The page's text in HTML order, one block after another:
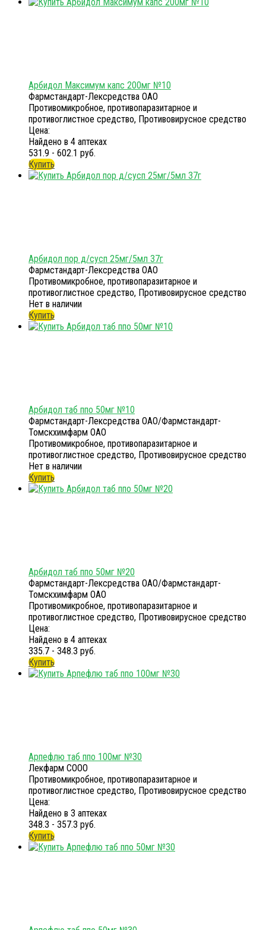
Арбидол Максимум капс 200мг №10
Фармстандарт-Лексредства ОАО
Противомикробное, противопаразитарное и
противоглистное средство, Противовирусное средство
Цена:
Найдено в 4 аптеках
531.9 - 602.1 руб.
Купить
Арбидол пор д/сусп 25мг/5мл 37г
Фармстандарт-Лексредства ОАО
Противомикробное, противопаразитарное и
противоглистное средство, Противовирусное средство
Нет в наличии
Купить
Арбидол таб ппо 50мг №10
Фармстандарт-Лексредства ОАО/Фармстандарт-
Томскхимфарм ОАО
Противомикробное, противопаразитарное и
противоглистное средство, Противовирусное средство
Нет в наличии
Купить
Арбидол таб ппо 50мг №20
Фармстандарт-Лексредства ОАО/Фармстандарт-
Томскхимфарм ОАО
Противомикробное, противопаразитарное и
противоглистное средство, Противовирусное средство
Цена:
Найдено в 4 аптеках
335.7 - 348.3 руб.
Купить
Арпефлю таб ппо 100мг №30
Лекфарм СООО
Противомикробное, противопаразитарное и
противоглистное средство, Противовирусное средство
Цена:
Найдено в 3 аптеках
348.3 - 357.3 руб.
Купить